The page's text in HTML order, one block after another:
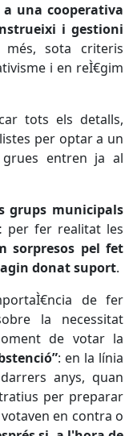
una cooperativa
i gestioni
sota criteris
i en reÌ€gim
tots els detalls,
per optar a un
entren ja al
grups municipals
per fer realitat les
sorpresos pel fet
donat suport.
de fer
la necessitat
de votar la
: en la línia
anys, quan
per preparar
en contra o